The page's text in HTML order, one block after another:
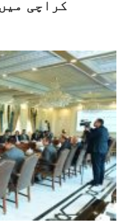
کراچی